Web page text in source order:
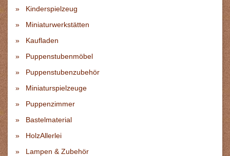
Kinderspielzeug
Miniaturwerkstätten
Kaufladen
Puppenstubenmöbel
Puppenstubenzubehör
Miniaturspielzeuge
Puppenzimmer
Bastelmaterial
HolzAllerlei
Lampen & Zubehör